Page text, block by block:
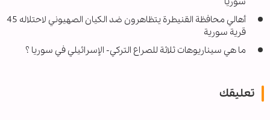
أهالي محافظة القنيطرة يتظاهرون ضد الكيان الصهيوني لاحتلاله 45
قرية سورية
ما هي سيناريوهات ثلاثة للصراع التركي- الإسرائيلي في سوريا ؟
تعليقك